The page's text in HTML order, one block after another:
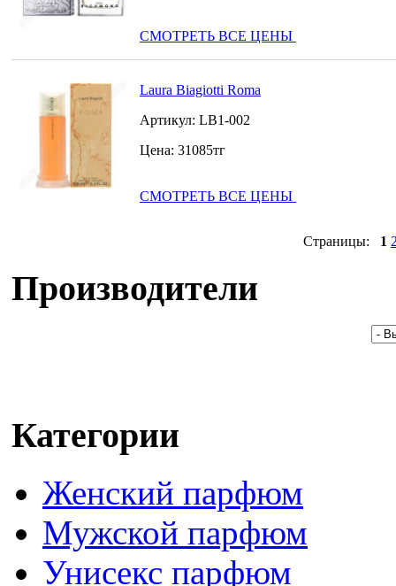
СМОТРЕТЬ ВСЕ ЦЕНЫ
Laura Biagiotti Roma
Артикул: LB1-002
Цена: 31085тг
СМОТРЕТЬ ВСЕ ЦЕНЫ
Страницы: 1
Производители
Категории
Женский парфюм
Мужской парфюм
Унисекс парфюм